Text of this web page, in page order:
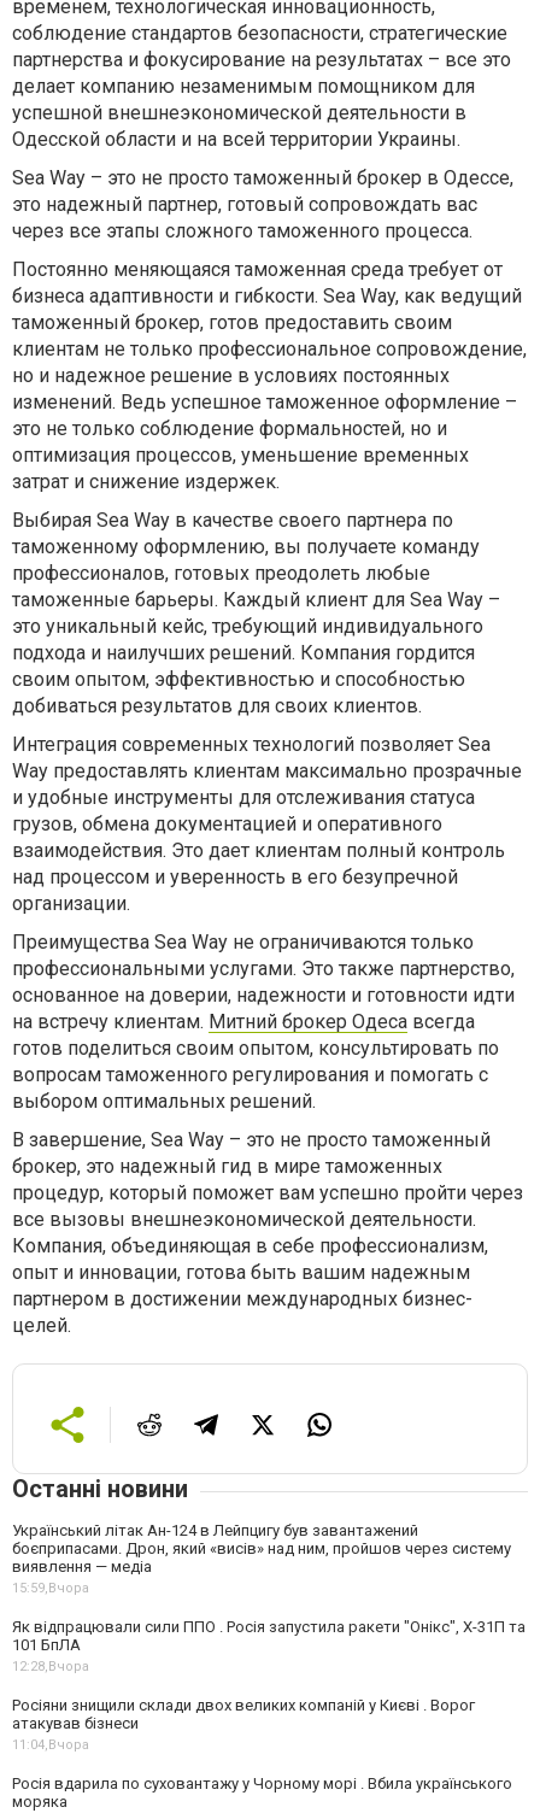
временем, технологическая инновационность,
соблюдение стандартов безопасности, стратегические
партнерства и фокусирование на результатах – все это
делает компанию незаменимым помощником для
успешной внешнеэкономической деятельности в
Одесской области и на всей территории Украины.
Sea Way – это не просто таможенный брокер в Одессе,
это надежный партнер, готовый сопровождать вас
через все этапы сложного таможенного процесса.
Постоянно меняющаяся таможенная среда требует от
бизнеса адаптивности и гибкости. Sea Way, как ведущий
таможенный брокер, готов предоставить своим
клиентам не только профессиональное сопровождение,
но и надежное решение в условиях постоянных
изменений. Ведь успешное таможенное оформление –
это не только соблюдение формальностей, но и
оптимизация процессов, уменьшение временных
затрат и снижение издержек.
Выбирая Sea Way в качестве своего партнера по
таможенному оформлению, вы получаете команду
профессионалов, готовых преодолеть любые
таможенные барьеры. Каждый клиент для Sea Way –
это уникальный кейс, требующий индивидуального
подхода и наилучших решений. Компания гордится
своим опытом, эффективностью и способностью
добиваться результатов для своих клиентов.
Интеграция современных технологий позволяет Sea
Way предоставлять клиентам максимально прозрачные
и удобные инструменты для отслеживания статуса
грузов, обмена документацией и оперативного
взаимодействия. Это дает клиентам полный контроль
над процессом и уверенность в его безупречной
организации.
Преимущества Sea Way не ограничиваются только
профессиональными услугами. Это также партнерство,
основанное на доверии, надежности и готовности идти
на встречу клиентам. Митний брокер Одеса всегда
готов поделиться своим опытом, консультировать по
вопросам таможенного регулирования и помогать с
выбором оптимальных решений.
В завершение, Sea Way – это не просто таможенный
брокер, это надежный гид в мире таможенных
процедур, который поможет вам успешно пройти через
все вызовы внешнеэкономической деятельности.
Компания, объединяющая в себе профессионализм,
опыт и инновации, готова быть вашим надежным
партнером в достижении международных бизнес-
целей.
Останні новини
Український літак Ан-124 в Лейпцигу був завантажений
боєприпасами. Дрон, який «висів» над ним, пройшов через систему
виявлення — медіа
15:59, Вчора
Як відпрацювали сили ППО . Росія запустила ракети "Онікс", Х-31П та
101 БпЛА
12:28, Вчора
Росіяни знищили склади двох великих компаній у Києві . Ворог
атакував бізнеси
11:04, Вчора
Росія вдарила по суховантажу у Чорному морі . Вбила українського
моряка